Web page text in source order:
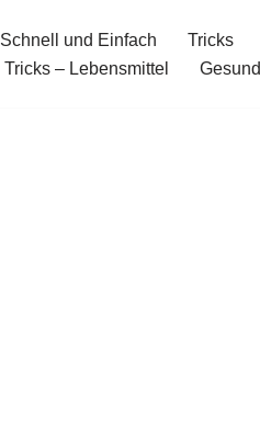
Schnell und Einfach Tricks
Tricks – Lebensmittel Gesund